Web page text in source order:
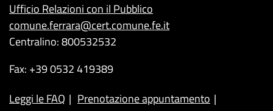
Ufficio Relazioni con il Pubblico
comune.ferrara@cert.comune.fe.it
Centralino: 800532532
Fax: +39 0532 419389
Leggi le FAQ
Prenotazione appuntamento